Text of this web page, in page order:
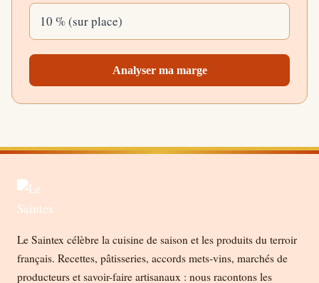
Analyser ma marge
Le Saintex célèbre la cuisine de saison et les produits du terroir
français. Recettes, pâtisseries, accords mets-vins, marchés de
producteurs et savoir-faire artisanaux : nous racontons les